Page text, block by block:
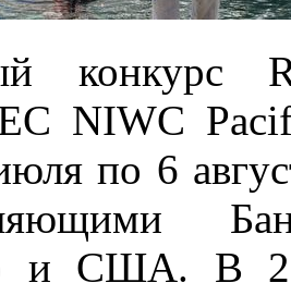
конкурс
NIWC
по 6
и США. В